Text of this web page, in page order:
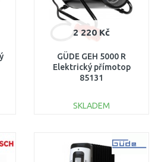
2 220 Kč
GÜDE GEH 5000 R
Elektrický přímotop
85131
SKLADEM
Porovnat